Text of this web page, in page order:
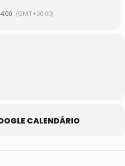
(GMT+00:00)
CALENDÁRIO